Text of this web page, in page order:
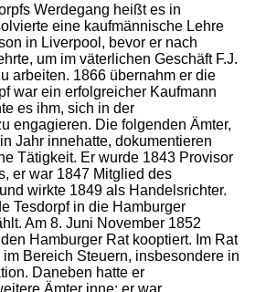
Werdegang heißt es in
eine kaufmännische Lehre
in Liverpool, bevor er nach
um im väterlichen Geschäft F.J.
arbeiten. 1866 übernahm er die
war ein erfolgreicher Kaufmann
es ihm, sich in der
engagieren. Die folgenden Ämter,
Jahr innehatte, dokumentieren
Tätigkeit. Er wurde 1843 Provisor
er war 1847 Mitglied des
wirkte 1849 als Handelsrichter.
Tesdorpf in die Hamburger
Am 8. Juni November 1852
Hamburger Rat kooptiert. Im Rat
Bereich Steuern, insbesondere in
Daneben hatte er
Ämter inne: er war